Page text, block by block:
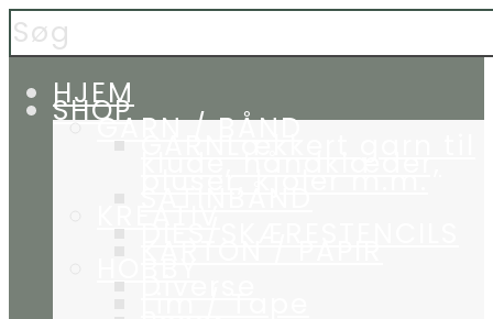
HJEM
SHOPGARN / BÅND
KREATIV
HOBBY